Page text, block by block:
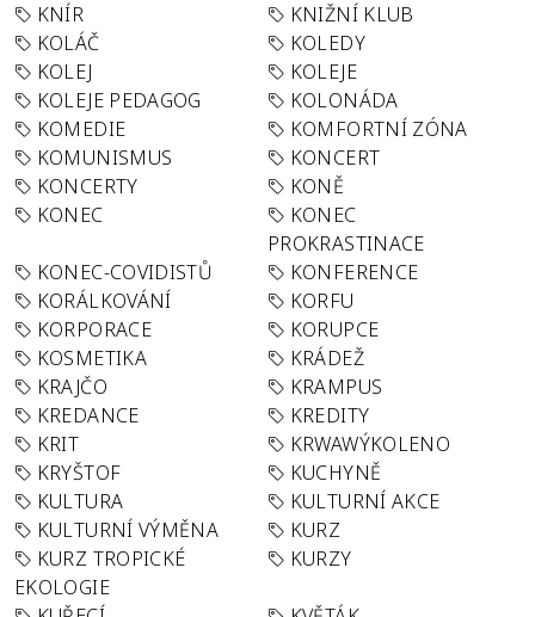
KNÍR
KNIŽNÍ KLUB
KOLÁČ
KOLEDY
KOLEJ
KOLEJE
KOLEJE PEDAGOG
KOLONÁDA
KOMEDIE
KOMFORTNÍ ZÓNA
KOMUNISMUS
KONCERT
KONCERTY
KONĚ
KONEC
KONEC
PROKRASTINACE
KONEC-COVIDISTŮ
KONFERENCE
KORÁLKOVÁNÍ
KORFU
KORPORACE
KORUPCE
KOSMETIKA
KRÁDEŽ
KRAJČO
KRAMPUS
KREDANCE
KREDITY
KRIT
KRWAWÝKOLENO
KRYŠTOF
KUCHYNĚ
KULTURA
KULTURNÍ AKCE
KULTURNÍ VÝMĚNA
KURZ
KURZ TROPICKÉ
EKOLOGIE
KURZY